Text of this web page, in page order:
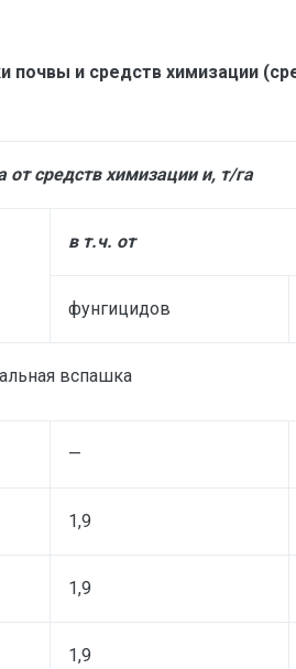
почвы и средств химизации
от средств химизации и, т/га
в т.ч. от
фунгицидов
вспашка
—
1,9
1,9
1,9